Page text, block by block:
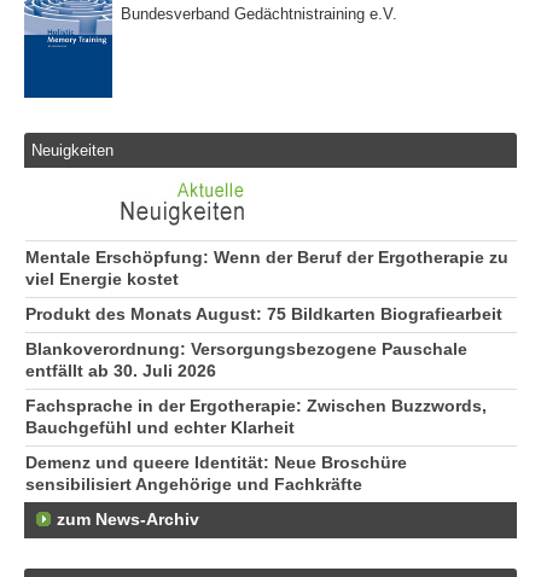
Bundesverband Gedächtnistraining e.V.
Neuigkeiten
Mentale Erschöpfung: Wenn der Beruf der Ergotherapie zu
viel Energie kostet
Produkt des Monats August: 75 Bildkarten Biografiearbeit
Blankoverordnung: Versorgungsbezogene Pauschale
entfällt ab 30. Juli 2026
Fachsprache in der Ergotherapie: Zwischen Buzzwords,
Bauchgefühl und echter Klarheit
Demenz und queere Identität: Neue Broschüre
sensibilisiert Angehörige und Fachkräfte
zum News-Archiv